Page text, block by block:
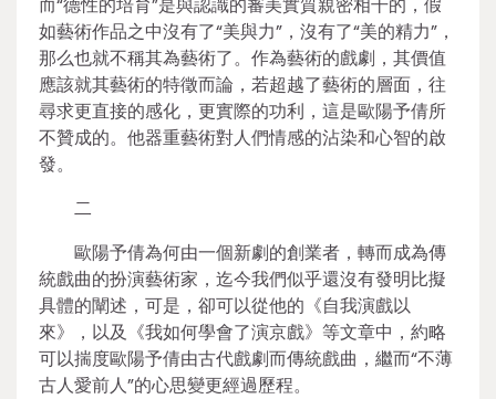
如藝術作品之中沒有了“美與力”，沒有了“美的精力”，
那么也就不稱其為藝術了。作為藝術的戲劇，其價值
應該就其藝術的特徵而論，若超越了藝術的層面，往
尋求更直接的感化，更實際的功利，這是歐陽予倩所
不贊成的。他器重藝術對人們情感的沾染和心智的啟
發。
二
歐陽予倩為何由一個新劇的創業者，轉而成為傳
統戲曲的扮演藝術家，迄今我們似乎還沒有發明比擬
具體的闡述，可是，卻可以從他的《自我演戲以
來》，以及《我如何學會了演京戲》等文章中，約略
可以揣度歐陽予倩由古代戲劇而傳統戲曲，繼而“不薄
古人愛前人”的心思變更經過歷程。